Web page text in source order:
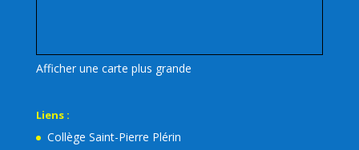
Afficher une carte plus grande
Liens :
Collège Saint-Pierre Plérin